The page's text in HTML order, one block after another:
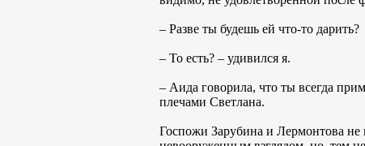
– Разве ты будешь ей что-то дарить?
– То есть? – удивился я.
– Аида говорила, что ты всегда
плечами Светлана.
Госпожи Зарубина и Лермонтова